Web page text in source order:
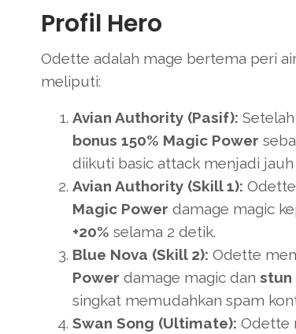
Profil Hero
Odette adalah mage bertema peri
meliputi:
Avian Authority (Pasif):
bonus 150% Magic Power
diikuti basic attack menjadi
Avian Authority (Skill 1):
Magic Power damage magic
+20% selama 2 detik.
Blue Nova (Skill 2): Odette
Power damage magic dan stun
singkat memudahkan spam
Swan Song (Ultimate): Odette